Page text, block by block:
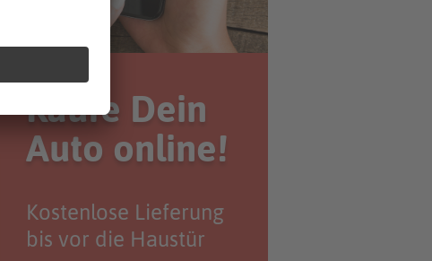
Kaufe Dein
Auto online!
Kostenlose Lieferung
bis vor die Haustür